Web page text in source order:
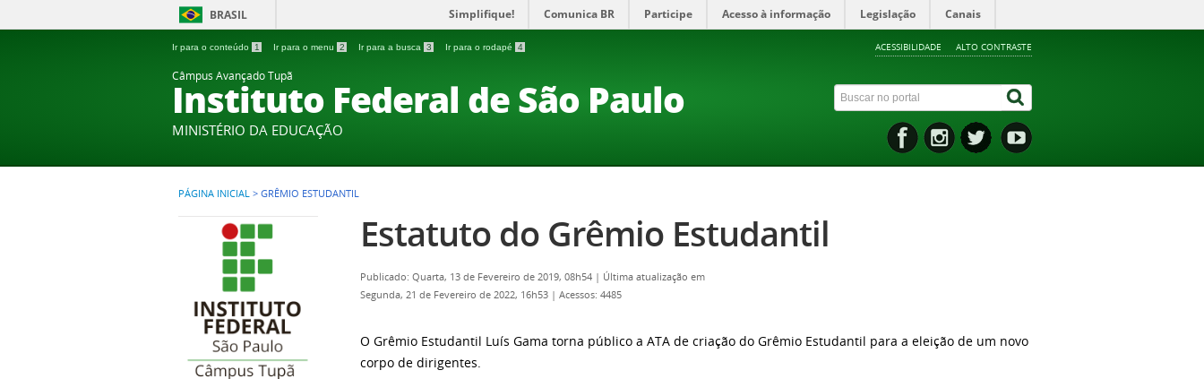
BRASIL Simplifique! Comunica BR Participe Acesso à informação Legislação Canais
Ir para o conteúdo 1 Ir para o menu 2 Ir para a busca 3 Ir para o rodapé 4 ACESSIBILIDADE ALTO CONTRASTE
Câmpus Avançado Tupã
Instituto Federal de São Paulo
MINISTÉRIO DA EDUCAÇÃO
PÁGINA INICIAL > GRÊMIO ESTUDANTIL
Estatuto do Grêmio Estudantil
Publicado: Quarta, 13 de Fevereiro de 2019, 08h54 | Última atualização em
Segunda, 21 de Fevereiro de 2022, 16h53 | Acessos: 4485
O Grêmio Estudantil Luís Gama torna público a ATA de criação do Grêmio Estudantil para a eleição de um novo
corpo de dirigentes.